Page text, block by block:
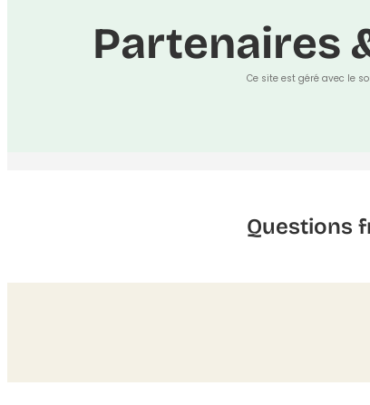
Partenaires
Ce site est géré avec le
Questions